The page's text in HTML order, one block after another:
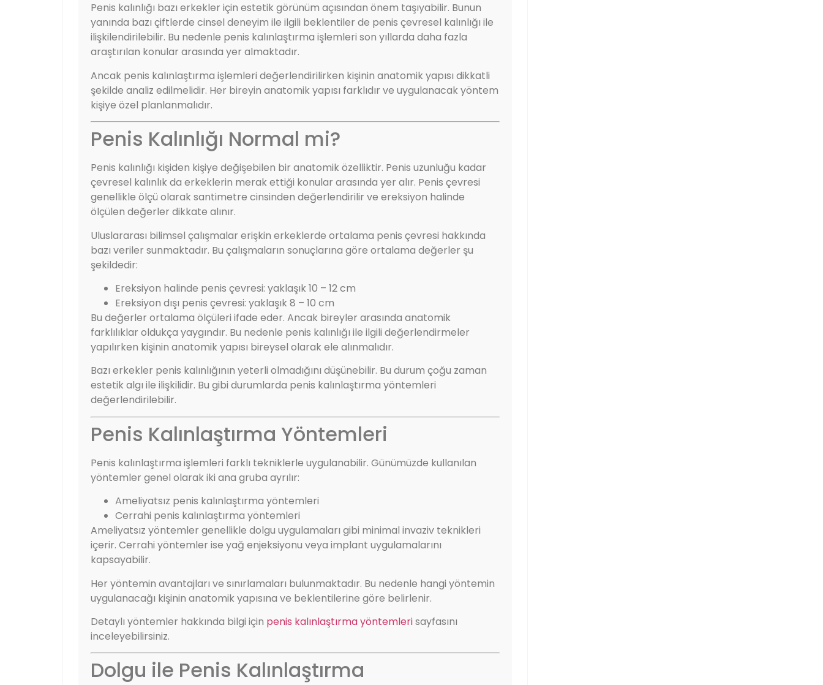
Penis kalınlığı bazı erkekler için estetik görünüm açısından önem taşıyabilir. Bunun
yanında bazı çiftlerde cinsel deneyim ile ilgili beklentiler de penis çevresel kalınlığı ile
ilişkilendirilebilir. Bu nedenle penis kalınlaştırma işlemleri son yıllarda daha fazla
araştırılan konular arasında yer almaktadır.
Ancak penis kalınlaştırma işlemleri değerlendirilirken kişinin anatomik yapısı dikkatli
şekilde analiz edilmelidir. Her bireyin anatomik yapısı farklıdır ve uygulanacak yöntem
kişiye özel planlanmalıdır.
Penis Kalınlığı Normal mi?
Penis kalınlığı kişiden kişiye değişebilen bir anatomik özelliktir. Penis uzunluğu kadar
çevresel kalınlık da erkeklerin merak ettiği konular arasında yer alır. Penis çevresi
genellikle ölçü olarak santimetre cinsinden değerlendirilir ve ereksiyon halinde
ölçülen değerler dikkate alınır.
Uluslararası bilimsel çalışmalar erişkin erkeklerde ortalama penis çevresi hakkında
bazı veriler sunmaktadır. Bu çalışmaların sonuçlarına göre ortalama değerler şu
şekildedir:
Ereksiyon halinde penis çevresi: yaklaşık 10 – 12 cm
Ereksiyon dışı penis çevresi: yaklaşık 8 – 10 cm
Bu değerler ortalama ölçüleri ifade eder. Ancak bireyler arasında anatomik
farklılıklar oldukça yaygındır. Bu nedenle penis kalınlığı ile ilgili değerlendirmeler
yapılırken kişinin anatomik yapısı bireysel olarak ele alınmalıdır.
Bazı erkekler penis kalınlığının yeterli olmadığını düşünebilir. Bu durum çoğu zaman
estetik algı ile ilişkilidir. Bu gibi durumlarda penis kalınlaştırma yöntemleri
değerlendirilebilir.
Penis Kalınlaştırma Yöntemleri
Penis kalınlaştırma işlemleri farklı tekniklerle uygulanabilir. Günümüzde kullanılan
yöntemler genel olarak iki ana gruba ayrılır:
Ameliyatsız penis kalınlaştırma yöntemleri
Cerrahi penis kalınlaştırma yöntemleri
Ameliyatsız yöntemler genellikle dolgu uygulamaları gibi minimal invaziv teknikleri
içerir. Cerrahi yöntemler ise yağ enjeksiyonu veya implant uygulamalarını
kapsayabilir.
Her yöntemin avantajları ve sınırlamaları bulunmaktadır. Bu nedenle hangi yöntemin
uygulanacağı kişinin anatomik yapısına ve beklentilerine göre belirlenir.
Detaylı yöntemler hakkında bilgi için penis kalınlaştırma yöntemlerisayfasını
inceleyebilirsiniz.
Dolgu ile Penis Kalınlaştırma